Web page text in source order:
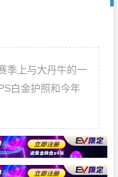
季上与大丹牛的一
白金护照和今年